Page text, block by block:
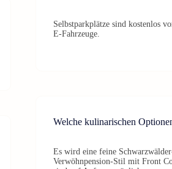
Selbstparkplätze sind kostenlos
E‑Fahrzeuge.
Welche kulinarischen
Es wird eine feine
Verwöhnpension-Stil mit Front